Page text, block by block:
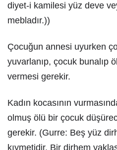
diyet-i kamilesi yüz deve
mebladır.))
Çocuğun annesi uyurken
yuvarlanıp, çocuk bunalıp
vermesi gerekir.
Kadın kocasının
olmuş ölü bir çocuk
gerekir. (Gurre: Beş yüz
kıymetidir. Bir dirhem